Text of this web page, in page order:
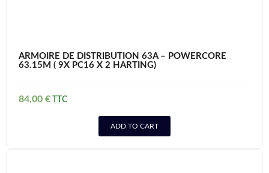
ARMOIRE DE DISTRIBUTION 63A – POWERCORE
63.15M ( 9X PC16 X 2 HARTING)
84,00 €
ADD TO CART